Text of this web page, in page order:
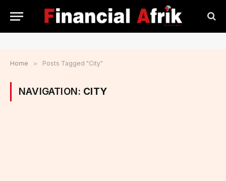
Home » Posts Tagged "City"
NAVIGATION: CITY